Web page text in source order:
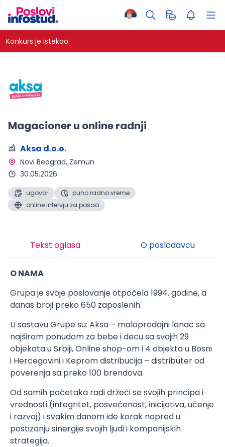
Konkurs je istekao.
Magacioner u online radnji
Aksa d.o.o.
Novi Beograd, Zemun
30.05.2026.
ugovor
puno radno vreme
online intervju za posao
Tekst oglasa O poslodavcu
O NAMA
Grupa je svoje poslovanje otpočela 1994. godine, a
danas broji preko 650 zaposlenih.
U sastavu Grupe su: Aksa – maloprodajni lanac sa
najširom ponudom za bebe i decu sa svojih 29
objekata u Srbiji, Online shop-om i 4 objekta u Bosni
i Hercegovini i Keprom distribucija – distributer od
poverenja sa preko 100 brendova.
Od samih početaka radi držeći se svojih principa i
vrednosti (integritet, posvećenost, inicijativa, učenje
i razvoj) i svakim danom ide korak napred u
postizanju sinergije svojih ljudi i kompanijskih
strategija.